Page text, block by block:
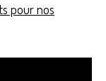
pour nos